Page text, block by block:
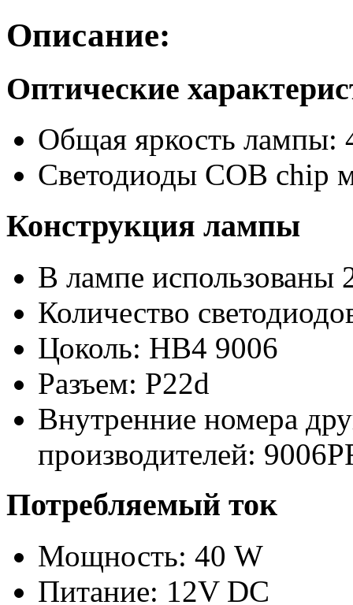
Описание:
Оптические
Общая яркость лампы:
Светодиоды COB chip
Конструкция лампы
В лампе использованы
Количество
Цоколь: HB4 9006
Разъем: P22d
Внутренние номера
производителей:
Потребляемый ток
Мощность: 40 W
Питание: 12V DC